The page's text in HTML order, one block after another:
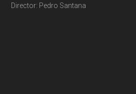
Director: Pedro Santana